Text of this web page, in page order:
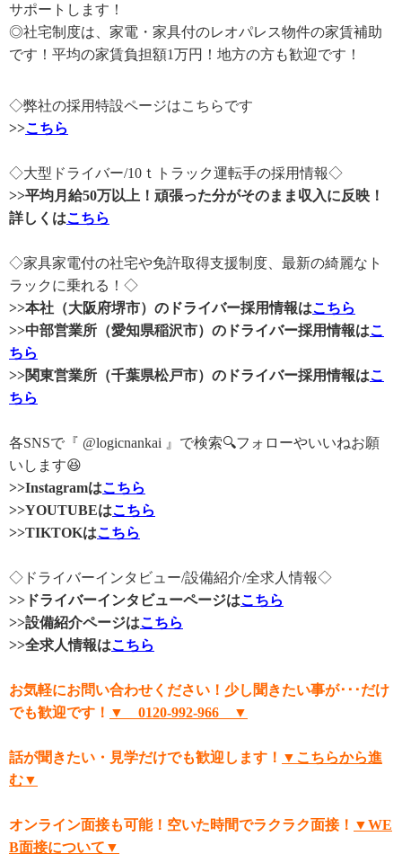
サポートします！
◎社宅制度は、家電・家具付のレオパレス物件の家賃補助
です！平均の家賃負担額1万円！地方の方も歓迎です！
◇弊社の採用特設ページはこちらです
>>こちら
◇大型ドライバー/10ｔトラック運転手の採用情報◇
>>平均月給50万以上！頑張った分がそのまま収入に反映！
詳しくはこちら
◇家具家電付の社宅や免許取得支援制度、最新の綺麗なト
ラックに乗れる！◇
>>本社（大阪府堺市）のドライバー採用情報はこちら
>>中部営業所（愛知県稲沢市）のドライバー採用情報はこ
ちら
>>関東営業所（千葉県松戸市）のドライバー採用情報はこ
ちら
各SNSで『 @logicnankai 』で検索🔍フォローやいいねお願
いします😆
>>Instagramはこちら
>>YOUTUBEはこちら
>>TIKTOKはこちら
◇ドライバーインタビュー/設備紹介/全求人情報◇
>>ドライバーインタビューページはこちら
>>設備紹介ページはこちら
>>全求人情報はこちら
お気軽にお問い合わせください！少し聞きたい事が･･･だけ
でも歓迎です！ ▼ 0120-992-966 ▼
話が聞きたい・見学だけでも歓迎します！ ▼こちらから進
む▼
オンライン面接も可能！空いた時間でラクラク面接！ ▼WE
B面接について▼